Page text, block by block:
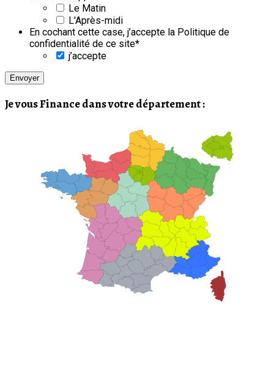
AAAA
Le Matin
L'Après-midi
En cochant cette case, j’accepte la Politique de
confidentialité de ce site*
j’accepte
Je vous Finance dans votre département :